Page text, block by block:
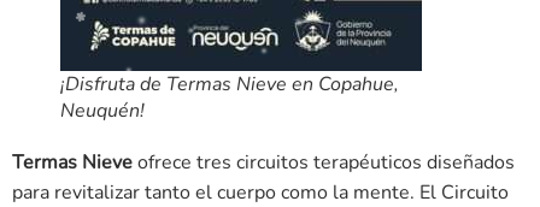
¡Disfruta de Termas Nieve en Copahue,
Neuquén!
Termas Nieveofrece tres circuitos terapéuticos diseñados
para revitalizar tanto el cuerpo como la mente. El Circuito